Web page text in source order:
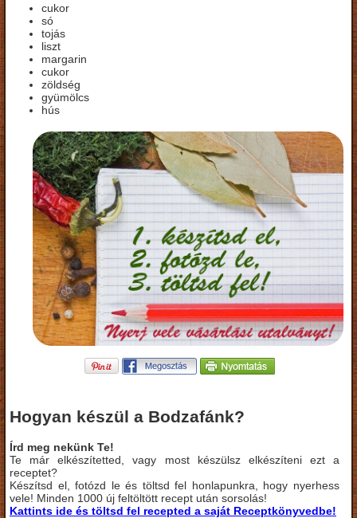
cukor
só
tojás
liszt
margarin
cukor
zöldség
gyümölcs
hús
Hogyan készül a Bodzafánk?
Írd meg nekünk Te!
Te már elkészítetted, vagy most készülsz elkészíteni ezt a
receptet?
Készítsd el, fotózd le és töltsd fel honlapunkra, hogy nyerhess
vele! Minden 1000 új feltöltött recept után sorsolás!
Kattints ide és töltsd fel recepted a saját Receptkönyvedbe!